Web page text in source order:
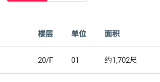
楼层 单位 面积
20/F 01 约1,702尺